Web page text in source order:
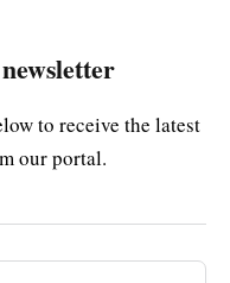
to receive the latest
our portal.